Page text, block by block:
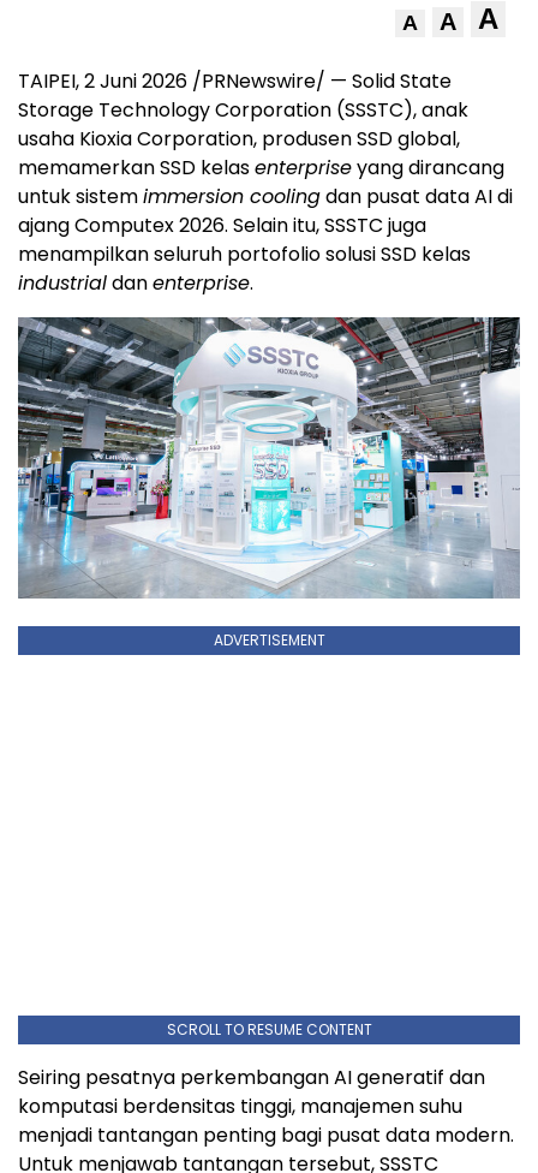
A A A
TAIPEI, 2 Juni 2026 /PRNewswire/ — Solid State
Storage Technology Corporation (SSSTC), anak
usaha Kioxia Corporation, produsen SSD global,
memamerkan SSD kelasenterpriseyang dirancang
untuk sistemimmersion coolingdan pusat data AI di
ajang Computex 2026. Selain itu, SSSTC juga
menampilkan seluruh portofolio solusi SSD kelas
industrialdanenterprise.
ADVERTISEMENT
SCROLL TO RESUME CONTENT
Seiring pesatnya perkembangan AI generatif dan
komputasi berdensitas tinggi, manajemen suhu
menjadi tantangan penting bagi pusat data modern.
Untuk menjawab tantangan tersebut, SSSTC